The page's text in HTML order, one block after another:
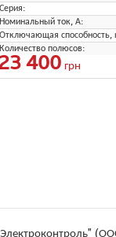
Серия:
Номинальный ток, А:
Отключающая способность,
Количество полюсов:
23 400 грн